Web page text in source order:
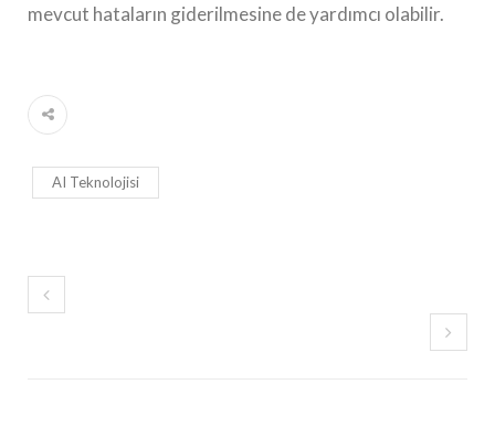
mevcut hataların giderilmesine de yardımcı olabilir.
AI Teknolojisi